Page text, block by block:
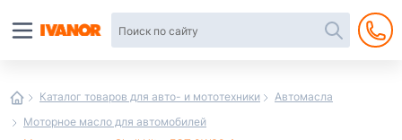
Каталог товаров для авто- и мототехники
Автомасла
Моторное масло для автомобилей
интернет-